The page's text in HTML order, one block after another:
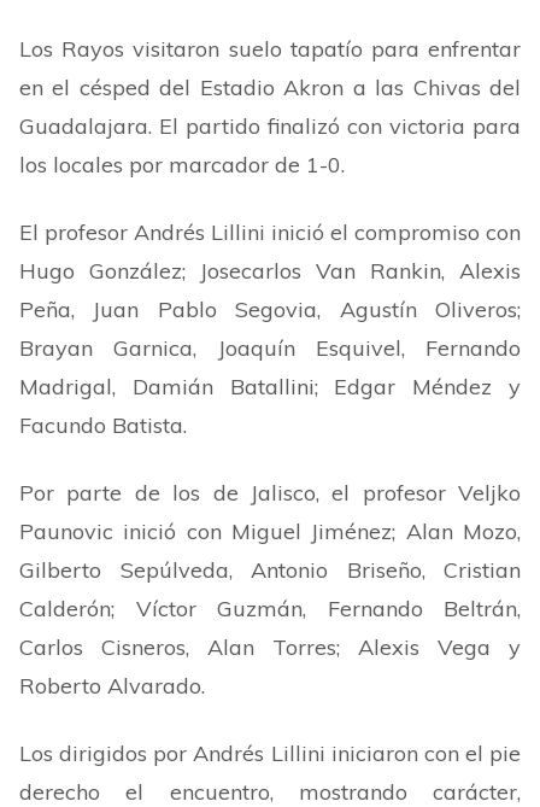
Los Rayos visitaron suelo tapatío para enfrentar
en el césped del Estadio Akron a las Chivas del
Guadalajara. El partido finalizó con victoria para
los locales por marcador de 1-0.
El profesor Andrés Lillini inició el compromiso con
Hugo González; Josecarlos Van Rankin, Alexis
Peña, Juan Pablo Segovia, Agustín Oliveros;
Brayan Garnica, Joaquín Esquivel, Fernando
Madrigal, Damián Batallini; Edgar Méndez y
Facundo Batista.
Por parte de los de Jalisco, el profesor Veljko
Paunovic inició con Miguel Jiménez; Alan Mozo,
Gilberto Sepúlveda, Antonio Briseño, Cristian
Calderón; Víctor Guzmán, Fernando Beltrán,
Carlos Cisneros, Alan Torres; Alexis Vega y
Roberto Alvarado.
Los dirigidos por Andrés Lillini iniciaron con el pie
derecho el encuentro, mostrando carácter,